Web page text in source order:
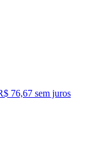
76,67 sem juros